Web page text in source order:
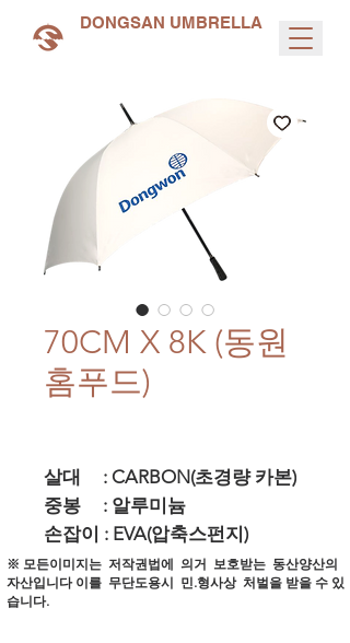
DONGSAN UMBRELLA
70CM X 8K (동원
홈푸드)
살대 : CARBON(초경량 카본)
중봉 : 알루미늄
손잡이 : EVA(압축스펀지)
※ 모든이미지는 저작권법에 의거 보호받는 동산양산의
자산입니다이를 무단도용시 민.형사상 처벌을 받을 수 있
습니다.